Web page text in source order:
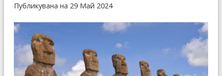
Публикувана на 29 Май 2024